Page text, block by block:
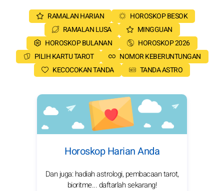
RAMALAN HARIAN
HOROSKOP BESOK
RAMALAN LUSA
MINGGUAN
HOROSKOP BULANAN
HOROSKOP 2026
PILIH KARTU TAROT
NOMOR KEBERUNTUNGAN
KECOCOKAN TANDA
TANDA ASTRO
Horoskop Harian Anda
Dan juga: hadiah astrologi, pembacaan tarot,
bioritme... daftarlah sekarang!